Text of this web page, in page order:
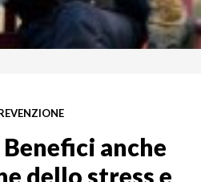
anche
dello stress e